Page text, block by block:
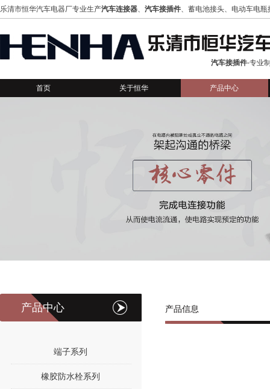
乐清市恒华汽车电器厂专业生产汽车连接器、 汽车接插件、蓄电池接头、电动车电
汽车接插件-专业
首页 关于恒华 产品中心
产品中心
端子系列
橡胶防水栓系列
产品信息